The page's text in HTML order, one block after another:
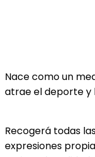
Nace como un
atrae el deporte y
Recogerá todas
expresiones